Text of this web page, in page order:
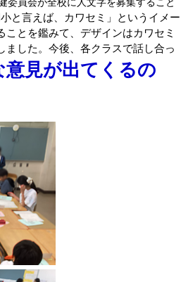
小と言えば、カワセミ」というイメー
ことを鑑みて、デザインはカワセミ
ました。今後、各クラスで話し合っ
意見が出てくるの